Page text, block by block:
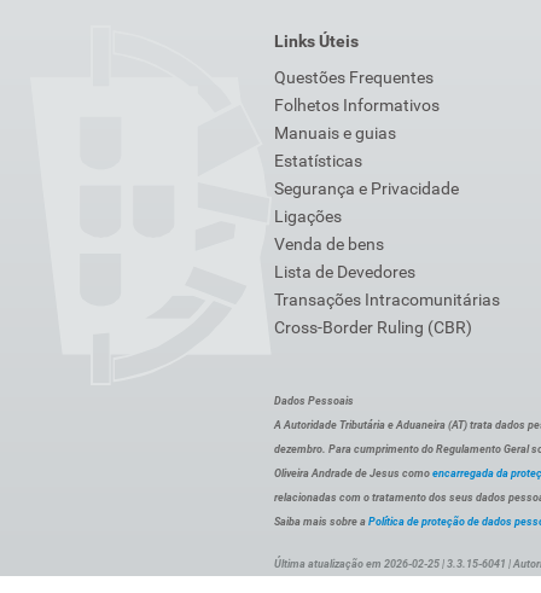
Links Úteis
Questões Frequentes
Folhetos Informativos
Manuais e guias
Estatísticas
Segurança e Privacidade
Ligações
Venda de bens
Lista de Devedores
Transações Intracomunitárias
Cross-Border Ruling (CBR)
Dados Pessoais
A Autoridade Tributária e Aduaneira (AT) trata dados
dezembro. Para cumprimento do Regulamento Geral
Oliveira Andrade de Jesus como encarregada da
relacionadas com o tratamento dos seus dados
Saiba mais sobre a Política de proteção de dados
Última atualização em 2026-02-25 | 3.3.15-6041 |